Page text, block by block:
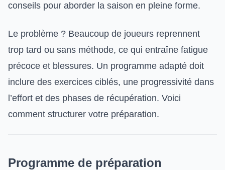
conseils pour aborder la saison en pleine forme.
Le problème ? Beaucoup de joueurs reprennent
trop tard ou sans méthode, ce qui entraîne fatigue
précoce et blessures. Un programme adapté doit
inclure des exercices ciblés, une progressivité dans
l’effort et des phases de récupération. Voici
comment structurer votre préparation.
Programme de préparation